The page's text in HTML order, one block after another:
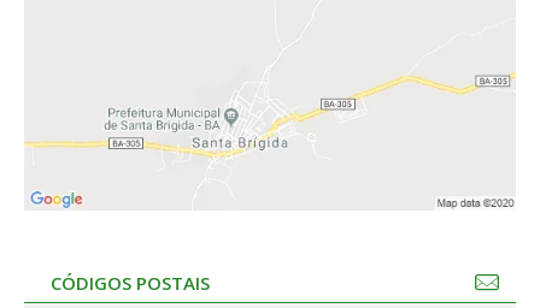
CÓDIGOS POSTAIS